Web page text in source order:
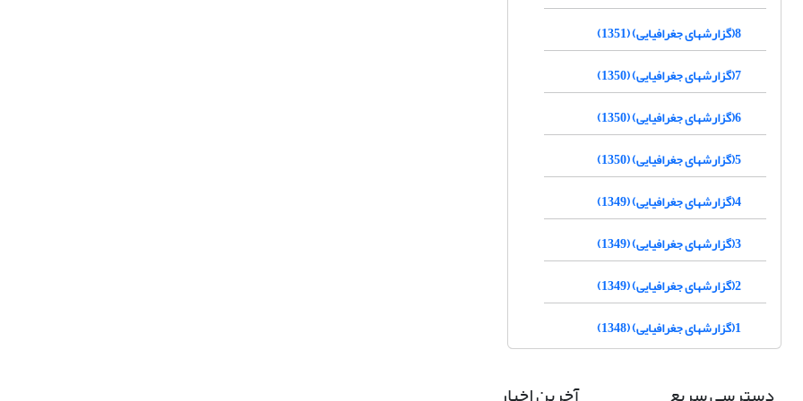
8(گزارشهای جغرافیایی) (1351)
7(گزارشهای جغرافیایی) (1350)
6(گزارشهای جغرافیایی) (1350)
5(گزارشهای جغرافیایی) (1350)
4(گزارشهای جغرافیایی) (1349)
3(گزارشهای جغرافیایی) (1349)
2(گزارشهای جغرافیایی) (1349)
1(گزارشهای جغرافیایی) (1348)